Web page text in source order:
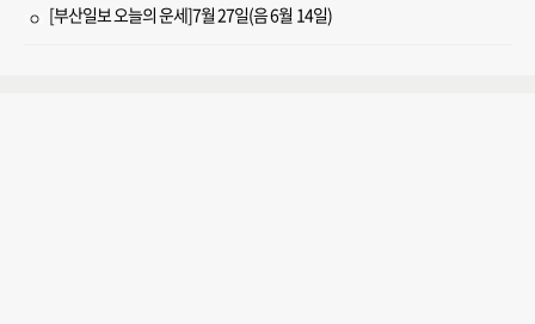
[부산일보 오늘의 운세]7월 27일(음 6월 14일)